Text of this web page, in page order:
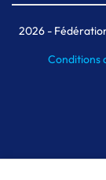
2026-
Conditions